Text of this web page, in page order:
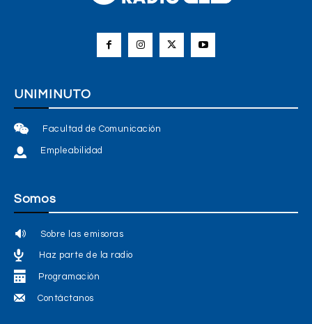
UNIMINUTO
Facultad de Comunicación
Empleabilidad
Somos
Sobre las emisoras
Haz parte de la radio
Programación
Contáctanos